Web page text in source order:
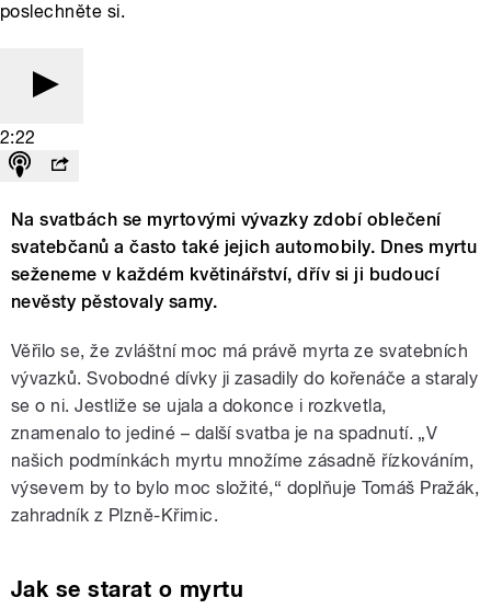
poslechněte si.
2:22
Na svatbách se myrtovými vývazky zdobí oblečení
svatebčanů a často také jejich automobily. Dnes myrtu
seženeme v každém květinářství, dřív si ji budoucí
nevěsty pěstovaly samy.
Věřilo se, že zvláštní moc má právě myrta ze svatebních
vývazků. Svobodné dívky ji zasadily do kořenáče a staraly
se o ni. Jestliže se ujala a dokonce i rozkvetla,
znamenalo to jediné – další svatba je na spadnutí. „V
našich podmínkách myrtu množíme zásadně řízkováním,
výsevem by to bylo moc složité,“ doplňuje Tomáš Pražák,
zahradník z Plzně-Křimic.
Jak se starat o myrtu